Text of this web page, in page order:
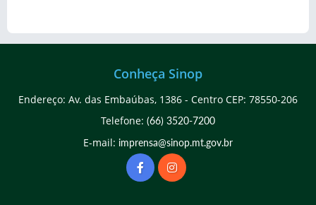
Conheça Sinop
Endereço: Av. das Embaúbas, 1386 - Centro CEP: 78550-206
Telefone: (66) 3520-7200
E-mail: imprensa@sinop.mt.gov.br